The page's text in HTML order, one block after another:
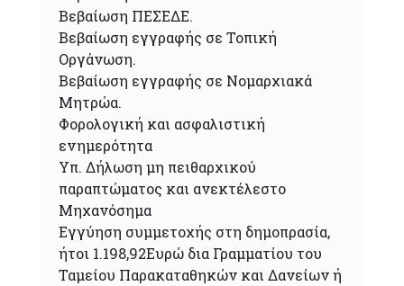
Βεβαίωση ΠΕΣΕΔΕ.
Βεβαίωση εγγραφής σε Τοπική
Οργάνωση.
Βεβαίωση εγγραφής σε Νομαρχιακά
Μητρώα.
Φορολογική και ασφαλιστική
ενημερότητα
Υπ. Δήλωση μη πειθαρχικού
παραπτώματος και ανεκτέλεστο
Μηχανόσημα
Εγγύηση συμμετοχής στη δημοπρασία,
ήτοι 1.198,92Ευρώ δια Γραμματίου του
Ταμείου Παρακαταθηκών και Δανείων ή